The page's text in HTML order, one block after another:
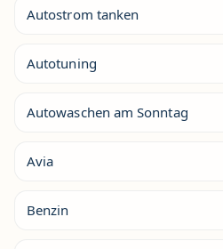
Autostrom tanken
Autotuning
Autowaschen am Sonntag
Avia
Benzin